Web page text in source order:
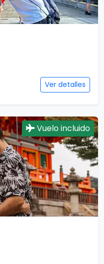
Ver detalles
Vuelo incluido